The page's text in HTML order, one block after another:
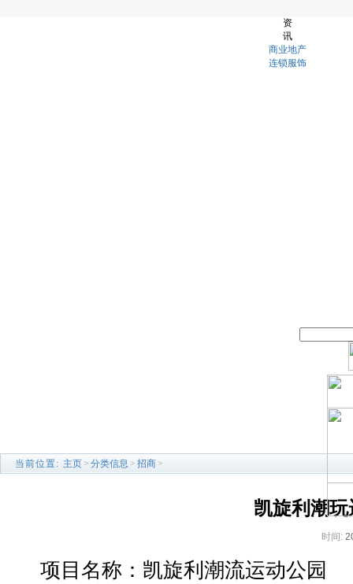
资
讯
商业地产
连锁服饰
当前位置: 主页> 分类信息 > 招商>
凯旋利潮
时间:
项目名称：凯旋利潮流运动公园